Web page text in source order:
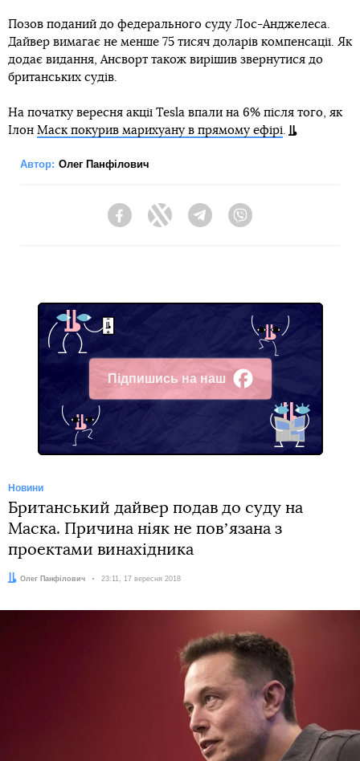
Позов поданий до федерального суду Лос-Анджелеса.
Дайвер вимагає не менше 75 тисяч доларів компенсації. Як
додає видання, Ансворт також вирішив звернутися до
британських судів.
На початку вересня акції Tesla впали на 6% після того, як
Ілон Маск покурив марихуану в прямому ефірі.
Автор: Олег Панфілович
FacebookTwitter Telegram
Підпишись на наш
Facebook
Новини
Британський дайвер подав до суду на
Маска. Причина ніяк не повʼязана з
проектами винахідника
Автор:
Олег Панфілович Дата:
23:11, 17 вересня 2018